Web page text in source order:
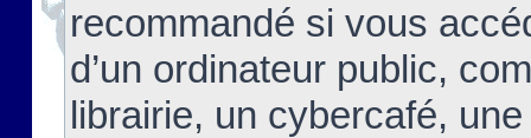
recommandé si vous
d’un ordinateur public,
librairie, un cybercafé,